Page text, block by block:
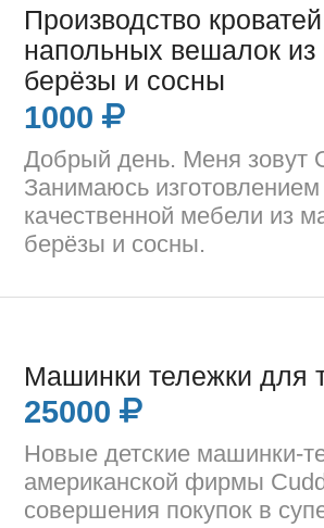
Производство
напольных вешалок из
берёзы и сосны
1000
Добрый день. Меня зовут
Занимаюсь изготовлением
качественной мебели из
берёзы и сосны.
Машинки тележки для
25000
Новые детские машинки-
американской фирмы
совершения покупок в